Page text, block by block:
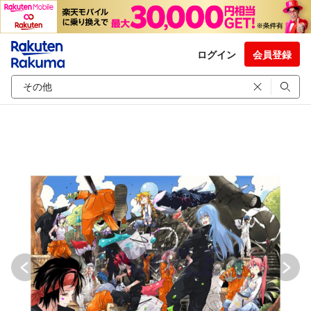
ログイン 会員登録